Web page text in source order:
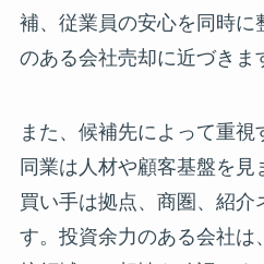
補、従業員の安心を同時に
のある会社売却に近づきま
また、候補先によって重視
同業は人材や顧客基盤を
買い手は拠点、商圏、紹介
す。投資余力のある会社は